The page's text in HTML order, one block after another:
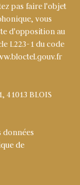
pas faire l'objet
vous
d'opposition au
L223-1 du code
41013 BLOIS
données
de